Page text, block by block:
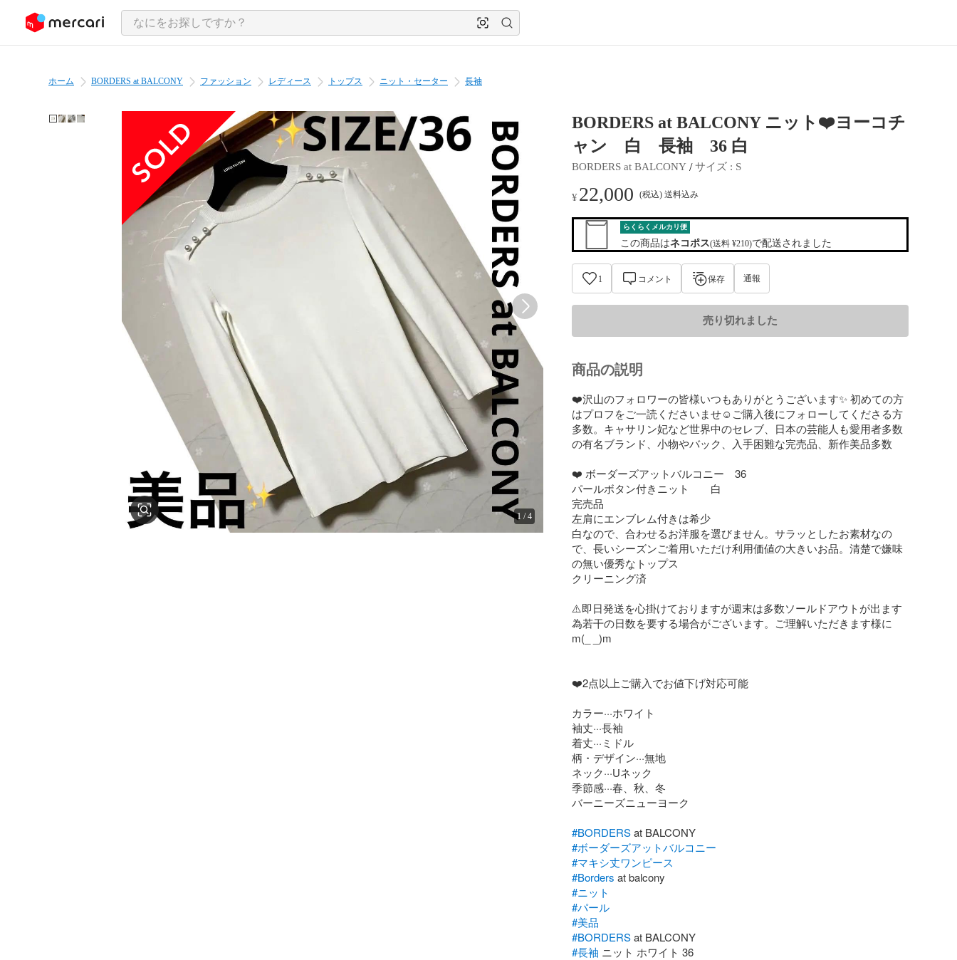
ツにスキップ
ホーム BORDERS at BALCONY ファッション レディース トップス ニット・セーター 長袖
1 /4
BORDERS at BALCONY ニット❤️ヨーコチ
ャン 白 長袖 36 白
BORDERS at BALCONY / サイズ : S
¥ 22,000 (税込) 送料込み
らくらくメルカリ便
この商品はネコポス(送料 ¥210)で配送されました
1 コメント 保存 通報
売り切れました
商品の説明
❤️沢山のフォロワーの皆様いつもありがとうございます✨ 初めての方
はプロフをご一読くださいませ☺︎ご購入後にフォローしてくださる方
多数。キャサリン妃など世界中のセレブ、日本の芸能人も愛用者多数
の有名ブランド、小物やバック、入手困難な完売品、新作美品多数
❤️ ボーダーズアットバルコニー　36
パールボタン付きニット　　白
完売品
左肩にエンブレム付きは希少
白なので、合わせるお洋服を選びません。サラッとしたお素材なの
で、長いシーズンご着用いただけ利用価値の大きいお品。清楚で嫌味
の無い優秀なトップス
クリーニング済
⚠️即日発送を心掛けておりますが週末は多数ソールドアウトが出ます
為若干の日数を要する場合がございます。ご理解いただきます様に
m(_ _)m
❤️2点以上ご購入でお値下げ対応可能
カラー···ホワイト
袖丈···長袖
着丈···ミドル
柄・デザイン···無地
ネック···Uネック
季節感···春、秋、冬
バーニーズニューヨーク
#BORDERS
at BALCONY
#ボーダーズアットバルコニー
#マキシ丈ワンピース
#Borders
#ニット
#パール
#美品
#BORDERS
#長袖 ニット ホワイト 36